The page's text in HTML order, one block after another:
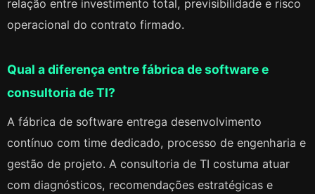
relação entre investimento total, previsibilidade e risco
operacional do contrato firmado.
Qual a diferença entre fábrica de software e
consultoria de TI?
A fábrica de software entrega desenvolvimento
contínuo com time dedicado, processo de engenharia e
gestão de projeto. A consultoria de TI costuma atuar
com diagnósticos, recomendações estratégicas e